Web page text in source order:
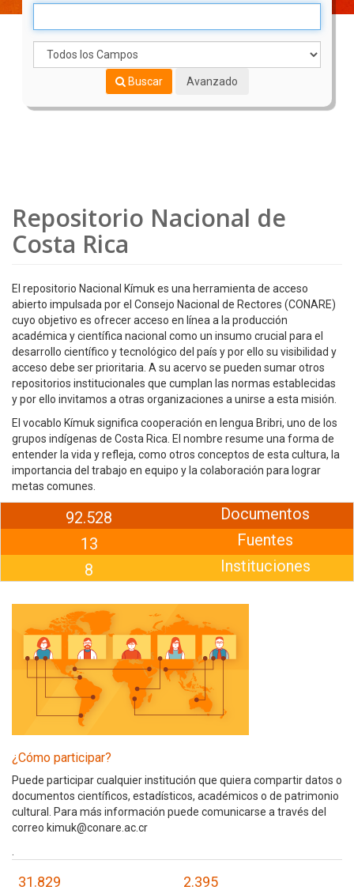
Buscar Avanzado
Repositorio Nacional de
Costa Rica
El repositorio Nacional Kímuk es una herramienta de acceso
abierto impulsada por el Consejo Nacional de Rectores (CONARE)
cuyo objetivo es ofrecer acceso en línea a la producción
académica y científica nacional como un insumo crucial para el
desarrollo científico y tecnológico del país y por ello su visibilidad y
acceso debe ser prioritaria. A su acervo se pueden sumar otros
repositorios institucionales que cumplan las normas establecidas
y por ello invitamos a otras organizaciones a unirse a esta misión.
El vocablo Kímuk significa cooperación en lengua Bribri, uno de los
grupos indígenas de Costa Rica. El nombre resume una forma de
entender la vida y refleja, como otros conceptos de esta cultura, la
importancia del trabajo en equipo y la colaboración para lograr
metas comunes.
92.528
13
8
Documentos
Fuentes
Instituciones
¿Cómo participar?
Puede participar cualquier institución que quiera compartir datos o
documentos científicos, estadísticos, académicos o de patrimonio
cultural. Para más información puede comunicarse a través del
correo kimuk@conare.ac.cr
31.829 2.395